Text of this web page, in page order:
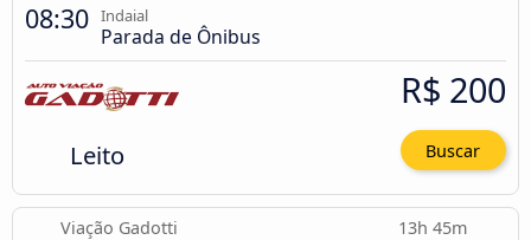
08:30 Indaial
Parada de Ônibus
Leito
R$ 200
Buscar
Viação Gadotti 13h 45m